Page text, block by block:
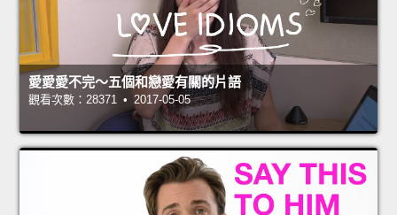
愛愛愛不完～五個和戀愛有關的片語
觀看次數：28371 • 2017-05-05